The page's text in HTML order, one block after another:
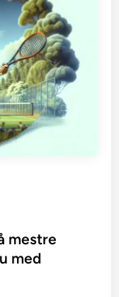
mestre
med